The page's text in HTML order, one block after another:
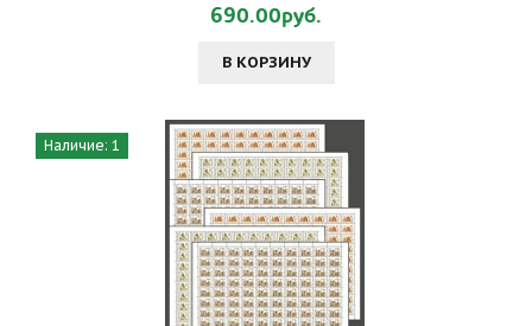
690.00руб.
В КОРЗИНУ
Наличие: 1